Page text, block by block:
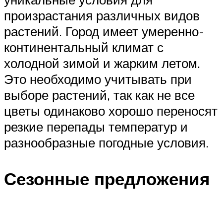
произрастания различных видов
растений. Город имеет умеренно-
континентальный климат с
холодной зимой и жарким летом.
Это необходимо учитывать при
выборе растений, так как не все
цветы одинаково хорошо переносят
резкие перепады температур и
разнообразные погодные условия.
Сезонные предложения